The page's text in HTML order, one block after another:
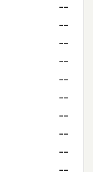
--
--
--
--
--
--
--
--
--